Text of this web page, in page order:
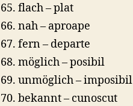
flach – plat
nah – aproape
fern – departe
möglich – posibil
unmöglich – imposibil
bekannt – cunoscut